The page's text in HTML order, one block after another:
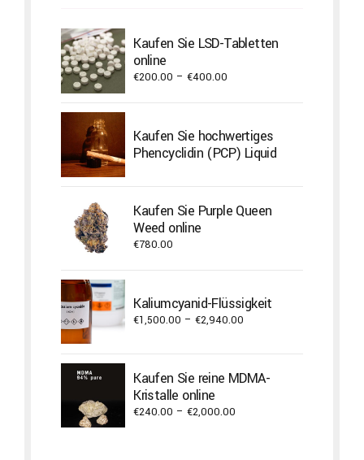
Kaufen Sie LSD-Tabletten
online
€200.00 – €400.00
through
€400.00
Kaufen Sie hochwertiges
Phencyclidin (PCP) Liquid
Kaufen Sie Purple Queen
Weed online
€780.00
Kaliumcyanid-Flüssigkeit
€1,500.00 – €2,940.00
through
€2,940.00
Kaufen Sie reine MDMA-
Kristalle online
€240.00 – €2,000.00